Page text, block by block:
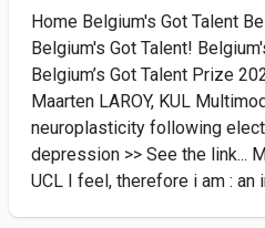
Home Belgium's Got Talent
Belgium's Got Talent!
Belgium’s Got Talent Prize
Maarten LAROY, KUL
neuroplasticity following
depression >> See the link...
UCL I feel, therefore i am : an